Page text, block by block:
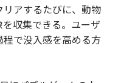
アするたびに、動物
収集できる。ユーザ
で没入感を高める方